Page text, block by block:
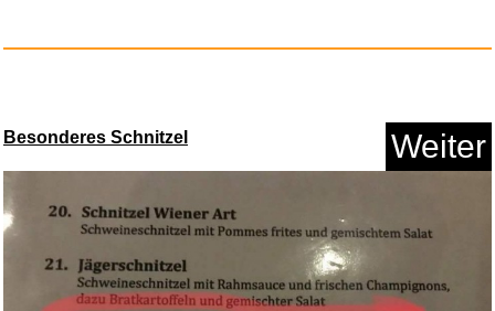
Besonderes Schnitzel Weiter